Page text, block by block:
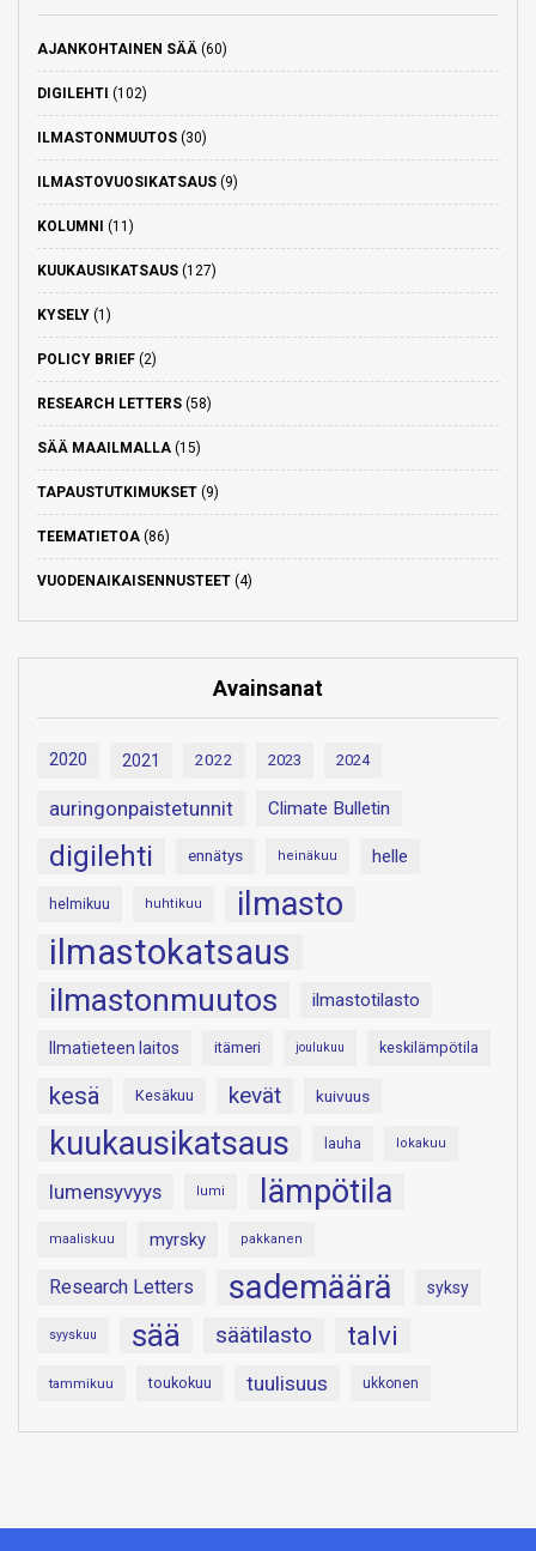
AJANKOHTAINEN SÄÄ (60)
DIGILEHTI (102)
ILMASTONMUUTOS (30)
ILMASTOVUOSIKATSAUS (9)
KOLUMNI (11)
KUUKAUSIKATSAUS (127)
KYSELY (1)
POLICY BRIEF (2)
RESEARCH LETTERS (58)
SÄÄ MAAILMALLA (15)
TAPAUSTUTKIMUKSET (9)
TEEMATIETOA (86)
VUODENAIKAISENNUSTEET (4)
Avainsanat
2020 2021 2022 2023 2024
auringonpaistetunnit Climate Bulletin
digilehti ennätys heinäkuu helle
helmikuu huhtikuu ilmasto
ilmastokatsaus
ilmastonmuutos ilmastotilasto
Ilmatieteen laitos itämeri joulukuu keskilämpötila
kesä Kesäkuu kevät kuivuus
kuukausikatsaus lauha lokakuu
lumensyvyys lumi lämpötila
maaliskuu myrsky pakkanen
Research Letters sademäärä syksy
syyskuu sää säätilasto talvi
tammikuu toukokuu tuulisuus ukkonen